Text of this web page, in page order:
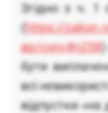
Згідно з ч. 1
(https://
вр/conv#n258
бути
всі
відпустки